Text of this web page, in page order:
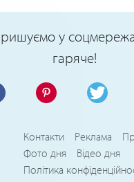
у
гаряче!
Контакти Реклама
Фото дня
Відео дня
Політика